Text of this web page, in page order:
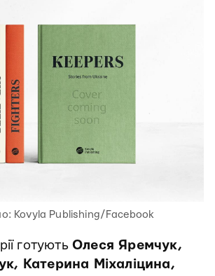
Kovyla Publishing/Facebook
готують Олеся Яремчук,
Катерина Міхаліцина,